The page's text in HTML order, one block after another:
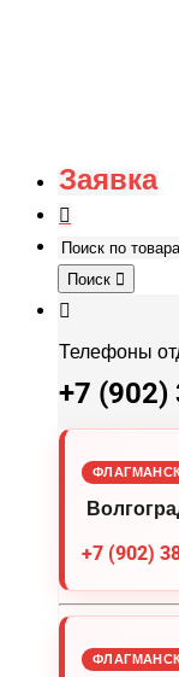
Заявка
Поиск
Телефоны
+7 (902)
+7 (902)